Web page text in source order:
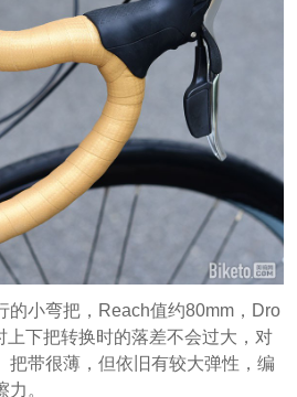
的小弯把，Reach值约80mm，Dro
上下把转换时的落差不会过大，对
把带很薄，但依旧有较大弹性，编
。